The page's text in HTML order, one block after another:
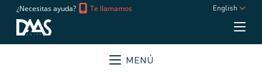
¿Necesitas ayuda? Te llamamos English
MENÚ